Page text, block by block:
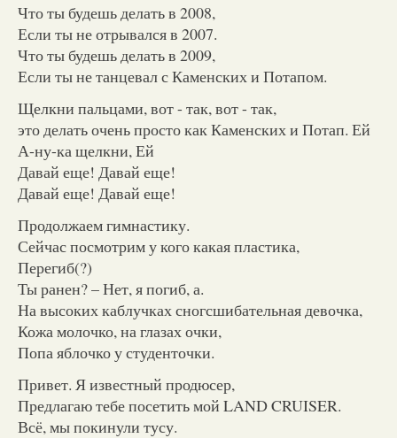
Что ты будешь делать в 2008,
Если ты не отрывался в 2007.
Что ты будешь делать в 2009,
Если ты не танцевал с Каменских и Потапом.
Щелкни пальцами, вот - так, вот - так,
это делать очень просто как Каменских и Потап. Ей
А-ну-ка щелкни, Ей
Давай еще! Давай еще!
Давай еще! Давай еще!
Продолжаем гимнастику.
Сейчас посмотрим у кого какая пластика,
Перегиб(?)
Ты ранен? – Нет, я погиб, а.
На высоких каблучках сногсшибательная девочка,
Кожа молочко, на глазах очки,
Попа яблочко у студенточки.
Привет. Я известный продюсер,
Предлагаю тебе посетить мой LAND CRUISER.
Всё, мы покинули тусу.